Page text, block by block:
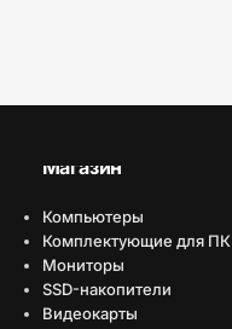
Магазин
Компьютеры
Комплектующие для ПК
Мониторы
SSD-накопители
Видеокарты